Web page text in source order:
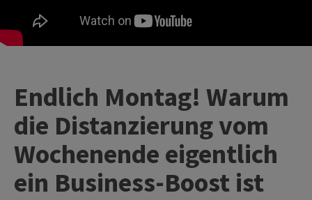
Endlich Montag! Warum
die Distanzierung vom
Wochenende eigentlich
ein Business-Boost ist